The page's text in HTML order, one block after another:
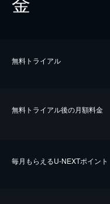
無料トライアル
無料トライアル後の⽉額料金
毎⽉もらえるU-NEXTポイント